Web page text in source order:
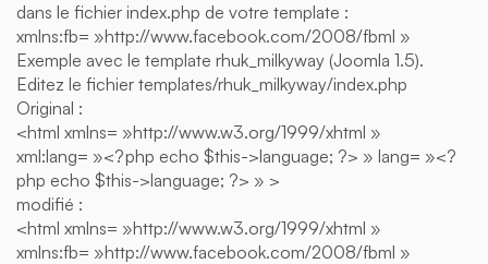
dans le fichier index.php de votre template :
xmlns:fb= »http://www.facebook.com/2008/fbml »
Exemple avec le template rhuk_milkyway (Joomla 1.5).
Editez le fichier templates/rhuk_milkyway/index.php
Original :
<html xmlns= »http://www.w3.org/1999/xhtml »
xml:lang= »<?php echo $this->language; ?> » lang= »<?
php echo $this->language; ?> » >
modifié :
<html xmlns= »http://www.w3.org/1999/xhtml »
xmlns:fb= »http://www.facebook.com/2008/fbml »